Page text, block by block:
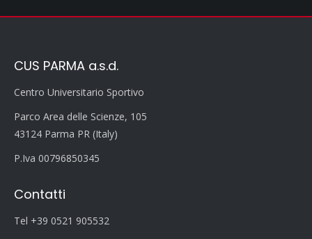
CUS PARMA a.s.d.
Centro Universitario Sportivo
Parco Area delle Scienze, 105
43124 Parma PR (Italy)
P.Iva 00796850345
Contatti
Tel +39 0521 905532